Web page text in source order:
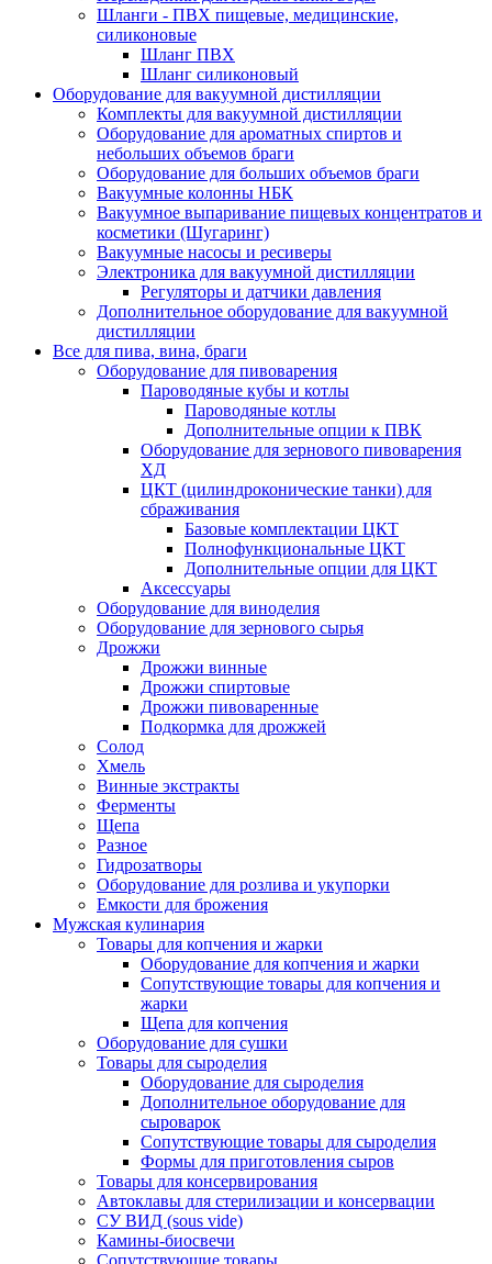
Шланги - ПВХ пищевые, медицинские,
силиконовые
Шланг ПВХ
Шланг силиконовый
Оборудование для вакуумной дистилляции
Комплекты для вакуумной дистилляции
Оборудование для ароматных спиртов и
небольших объемов браги
Оборудование для больших объемов браги
Вакуумные колонны НБК
Вакуумное выпаривание пищевых концентратов и
косметики (Шугаринг)
Вакуумные насосы и ресиверы
Электроника для вакуумной дистилляции
Регуляторы и датчики давления
Дополнительное оборудование для вакуумной
дистилляции
Все для пива, вина, браги
Оборудование для пивоварения
Пароводяные кубы и котлы
Пароводяные котлы
Дополнительные опции к ПВК
Оборудование для зернового пивоварения
ХД
ЦКТ (цилиндроконические танки) для
сбраживания
Базовые комплектации ЦКТ
Полнофункциональные ЦКТ
Дополнительные опции для ЦКТ
Аксессуары
Оборудование для виноделия
Оборудование для зернового сырья
Дрожжи
Дрожжи винные
Дрожжи спиртовые
Дрожжи пивоваренные
Подкормка для дрожжей
Солод
Хмель
Винные экстракты
Ферменты
Щепа
Разное
Гидрозатворы
Оборудование для розлива и укупорки
Емкости для брожения
Мужская кулинария
Товары для копчения и жарки
Оборудование для копчения и жарки
Сопутствующие товары для копчения и
жарки
Щепа для копчения
Оборудование для сушки
Товары для сыроделия
Оборудование для сыроделия
Дополнительное оборудование для
сыроварок
Сопутствующие товары для сыроделия
Формы для приготовления сыров
Товары для консервирования
Автоклавы для стерилизации и консервации
СУ ВИД (sous vide)
Камины-биосвечи
Сопутствующие товары